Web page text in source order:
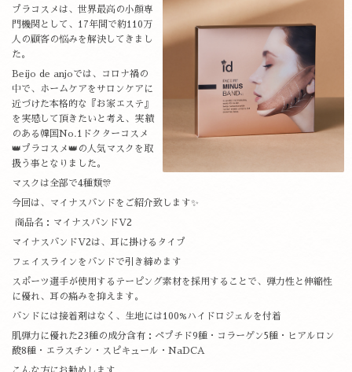
プラコスメは、世界最高の小顔専
門機関として、17年間で約110万
人の顧客の悩みを解決してきまし
た。
Beijo de anjoでは、コロナ禍の
中で、ホームケアをサロンケアに
近づけた本格的な『お家エステ』
を実感して頂きたいと考え、実績
のある韓国No.1ドクターコスメ
👑プラコスメ👑の人気マスクを取
扱う事となりました。
マスクは全部で4種類🎊
今回は、マイナスバンドをご紹介致します✨
商品名：マイナスバンドV2
マイナスバンドV2は、耳に掛けるタイプ
フェイスラインをバンドで引き締めます
スポーツ選手が使用するテーピング素材を採用することで、弾力性と伸縮性
に優れ、耳の痛みを抑えます。
バンドには接着剤はなく、生地には100%ハイドロジェルを付着
肌弾力に優れた23種の成分含有：ペプチド9種・コラーゲン5種・ヒアルロン
酸8種・エラスチン・スピキュール・NaDCA
こんな方にお勧めします